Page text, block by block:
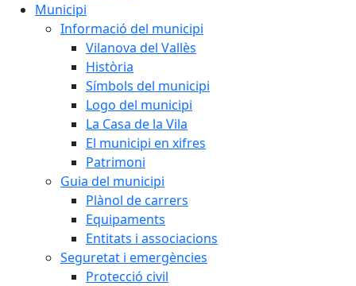
Municipi
Informació del municipi
Vilanova del Vallès
Història
Símbols del municipi
Logo del municipi
La Casa de la Vila
El municipi en xifres
Patrimoni
Guia del municipi
Plànol de carrers
Equipaments
Entitats i associacions
Seguretat i emergències
Protecció civil